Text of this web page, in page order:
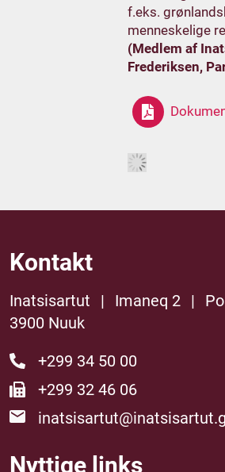
f.eks.
menneskelige
(Medlem af
Frederiksen,
Kontakt
Inatsisartut | Imaneq 2 |
3900 Nuuk
+299 34 50 00
+299 32 46 06
Nyttige links